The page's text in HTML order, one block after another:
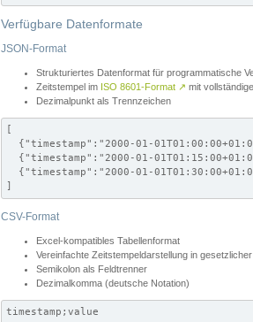
Verfügbare Datenformate
JSON-Format
Strukturiertes Datenformat für programmatische
Zeitstempel im ISO 8601-Format ↗ mit
Dezimalpunkt als Trennzeichen
[
{"timestamp":"2000-01-
{"timestamp":"2000-01-
{"timestamp":"2000-01-
]
CSV-Format
Excel-kompatibles Tabellenformat
Vereinfachte Zeitstempeldarstellung in
Semikolon als Feldtrenner
Dezimalkomma (deutsche Notation)
timestamp;value